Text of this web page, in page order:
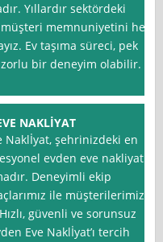
Yıllardır sektördeki
memnuniyetini her
Ev taşıma süreci, pek
bir deneyim olabilir.
NAKLİYAT
Naklİyat, şehrinizdeki en
evden eve nakliyat
Deneyimli ekip
ile müşterilerimize
güvenli ve sorunsuz
Eve Naklİyat’ı tercih